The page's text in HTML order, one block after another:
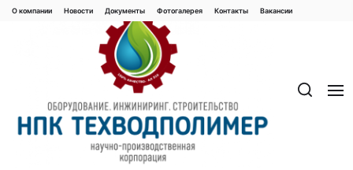
Перейти
О компании Новости Документы Фотогалерея Контaкты Вакaнсии